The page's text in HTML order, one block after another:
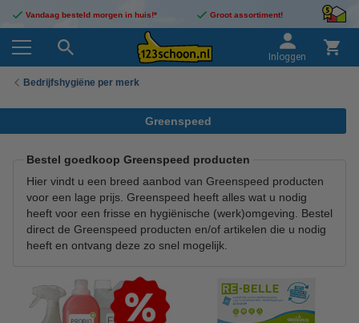
Vandaag besteld morgen in huis!* Groot assortiment!
Inloggen
Bedrijfshygiëne per merk
Greenspeed
Bestel goedkoop Greenspeed producten
Hier vindt u een breed aanbod van Greenspeed producten
voor een lage prijs. Greenspeed heeft alles wat u nodig
heeft voor een frisse en hygiënische (werk)omgeving. Bestel
direct de Greenspeed producten en/of artikelen die u nodig
heeft en ontvang deze zo snel mogelijk.